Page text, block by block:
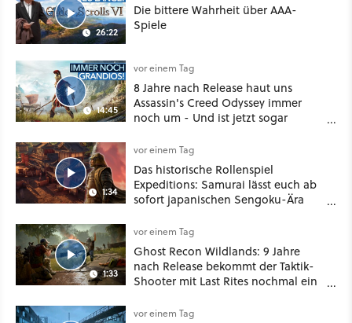
26:22
Die bittere Wahrheit über AAA-
Spiele
14:45
vor einem Tag
8 Jahre nach Release haut uns
Assassin's Creed Odyssey immer
noch um - Und ist jetzt sogar
1:34
vor einem Tag
Das historische Rollenspiel
Expeditions: Samurai lässt euch ab
sofort japanischen Sengoku-Ära
oder Diplomatie
1:33
vor einem Tag
Ghost Recon Wildlands: 9 Jahre
nach Release bekommt der Taktik-
Shooter mit Last Rites nochmal ein
vor einem Tag